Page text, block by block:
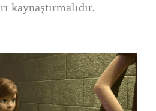
kaynaştırmalıdır.